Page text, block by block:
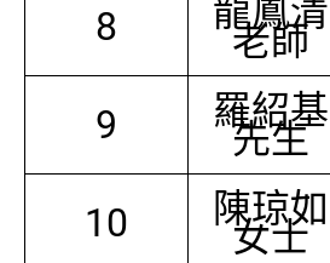
8 龍鳳清
老師
9 羅紹基
先生
10 陳琼如
女士